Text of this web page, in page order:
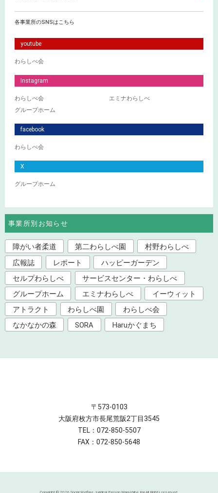
各事業所のSNSはこちら
youtube
わらしべ会
Instagram
わらしべ会
エミナわらしべ
グループホーム
facebook
わらしべ会
X
グループホーム
事業所別お知らせ
障がい者柔道 第二わらしべ園
村野わらしべ
広報誌
レポート
ハッピーガーデン
セルプわらしべ
サービスセンター・わらしべ
グループホーム
エミナわらしべ
イーウィット
アトラクト
わらしべ園
わらしべ会
なかなかの森
SORA Haruかぐまち
〒573-0103
大阪府枚方市長尾荒阪2丁目3545
TEL：072-850-5507
FAX：072-850-5648
Copyright © 2026 Social Welfare Juridical Person Warashibe Kai All Rights reserved.